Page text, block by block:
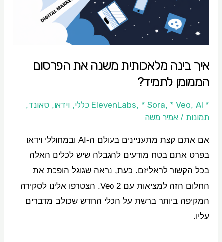
איך בינה מלאכותית משנה את הפרסום
הממומן לתמיד?
* ElevenLabs
, * Sora, * Veo, AI כללי ,וידאו,סאונד,
תמונות /אמיר משה
אם אתם קצת מתעניינים בעולם ה-AI ובמחוללי וידאו
בפרט אתם בטח מודעים להגבלה שיש לכלים האלה
בכל הקשור לראליזם. כעת, נראה שגוגל הופכת את
החלום הזה למציאות עם Veo 2. הצטרפו אלינו לסקירה
המקיפה ביותר ברשת על הכלי החדש שכולם מדברים
עליו.
לתמיד?